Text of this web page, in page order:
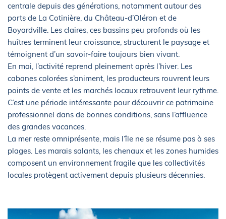
centrale depuis des générations, notamment autour des
ports de La Cotinière, du Château-d’Oléron et de
Boyardville. Les claires, ces bassins peu profonds où les
huîtres terminent leur croissance, structurent le paysage et
témoignent d’un savoir-faire toujours bien vivant.
En mai, l’activité reprend pleinement après l’hiver. Les
cabanes colorées s’animent, les producteurs rouvrent leurs
points de vente et les marchés locaux retrouvent leur rythme.
C’est une période intéressante pour découvrir ce patrimoine
professionnel dans de bonnes conditions, sans l’affluence
des grandes vacances.
La mer reste omniprésente, mais l’île ne se résume pas à ses
plages. Les marais salants, les chenaux et les zones humides
composent un environnement fragile que les collectivités
locales protègent activement depuis plusieurs décennies.